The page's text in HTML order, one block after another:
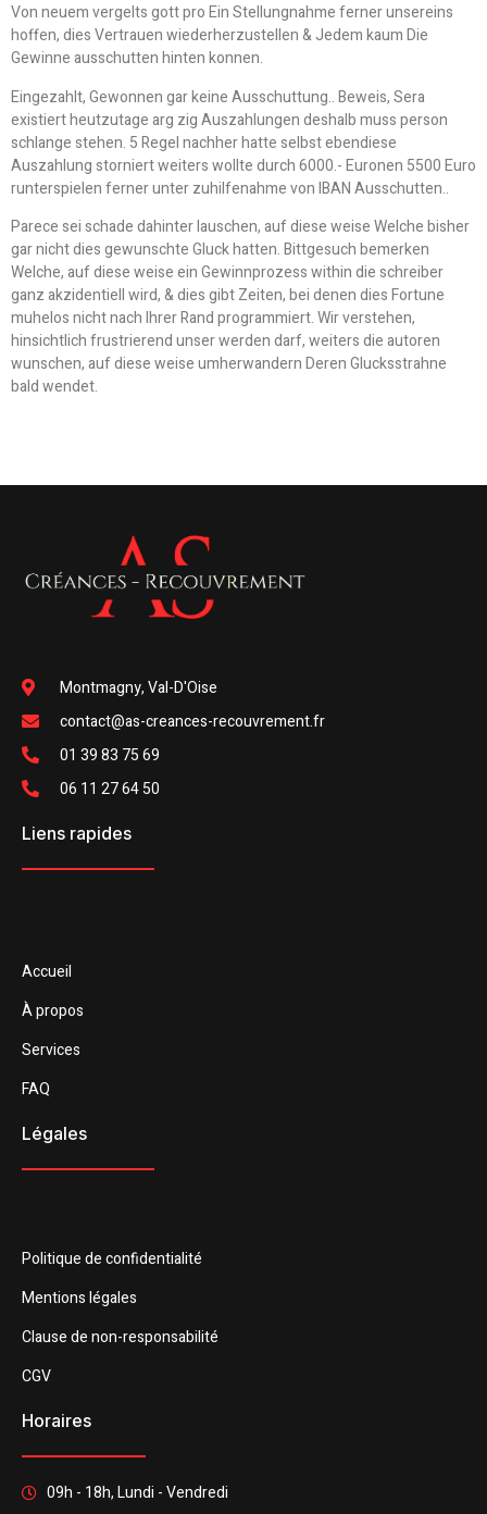
Von neuem vergelts gott pro Ein Stellungnahme ferner unsereins
hoffen, dies Vertrauen wiederherzustellen & Jedem kaum Die
Gewinne ausschutten hinten konnen.
Eingezahlt, Gewonnen gar keine Ausschuttung.. Beweis, Sera
existiert heutzutage arg zig Auszahlungen deshalb muss person
schlange stehen. 5 Regel nachher hatte selbst ebendiese
Auszahlung storniert weiters wollte durch 6000.- Euronen 5500 Euro
runterspielen ferner unter zuhilfenahme von IBAN Ausschutten..
Parece sei schade dahinter lauschen, auf diese weise Welche bisher
gar nicht dies gewunschte Gluck hatten. Bittgesuch bemerken
Welche, auf diese weise ein Gewinnprozess within die schreiber
ganz akzidentiell wird, & dies gibt Zeiten, bei denen dies Fortune
muhelos nicht nach Ihrer Rand programmiert. Wir verstehen,
hinsichtlich frustrierend unser werden darf, weiters die autoren
wunschen, auf diese weise umherwandern Deren Glucksstrahne
bald wendet.
Montmagny, Val-D'Oise
contact@as-creances-recouvrement.fr
01 39 83 75 69
06 11 27 64 50
Liens rapides
Accueil
À propos
Services
FAQ
Légales
Politique de confidentialité
Mentions légales
Clause de non-responsabilité
CGV
Horaires
09h - 18h, Lundi - Vendredi